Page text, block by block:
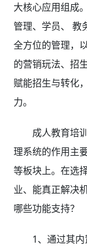
大核心应用组成
管理、学员、 教
全方位的管理，
的营销玩法、招
赋能招生与转化
力。
成人教育培
理系统的作用主
等板块上。在选
业、能真正解决
哪些功能支持？
1、通过其